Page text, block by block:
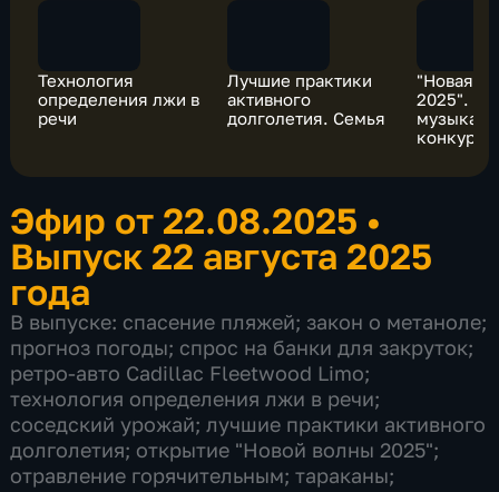
Технология
определения лжи в
речи
Лучшие практики
активного
долголетия. Семья
"Новая
2025".
конкурса
Эфир от 22.08.2025 •
Выпуск 22 августа 2025
года
В выпуске: спасение пляжей; закон о метаноле;
прогноз погоды; спрос на банки для закруток;
ретро-авто Cadillac Fleetwood Limo;
технология определения лжи в речи;
соседский урожай; лучшие практики активного
долголетия; открытие "Новой волны 2025";
отравление горячительным; тараканы;